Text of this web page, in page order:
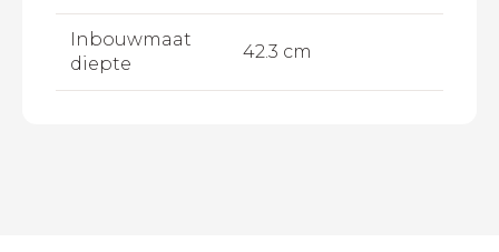
Inbouwmaat
diepte
42.3 cm